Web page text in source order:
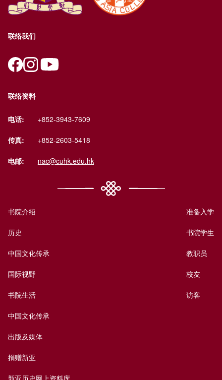
联络我们
联络资料
电话: +852-3943-7609
传真: +852-2603-5418
电邮: nac@cuhk.edu.hk
书院介绍
历史
中国文化传承
国际视野
书院生活
中国文化传承
出版及媒体
捐赠新亚
新亚历史网上资料库
准备入学
书院学生
教职员
校友
访客